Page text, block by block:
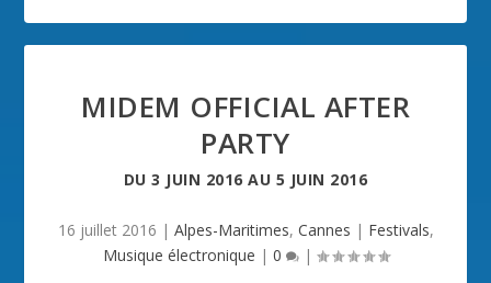
MIDEM OFFICIAL AFTER
PARTY
DU3 JUIN 2016 AU 5 JUIN 2016
16 juillet 2016 | Alpes-Maritimes, Cannes | Festivals,
Musique électronique | 0 |